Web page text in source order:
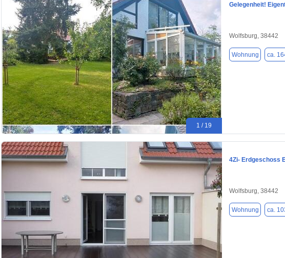
1 / 19
Gelegenheit!
Wolfsburg, 38442
Wohnung ca.
4Zi- Erdgeschoss
Wolfsburg, 38442
Wohnung ca.